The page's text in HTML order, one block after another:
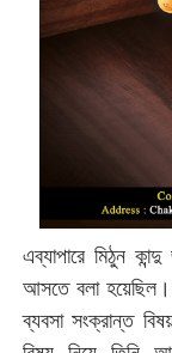
এব্যাপারে মিঠুন
আসতে বলা হয়েছিল।
ব্যবসা সংক্রান্ত